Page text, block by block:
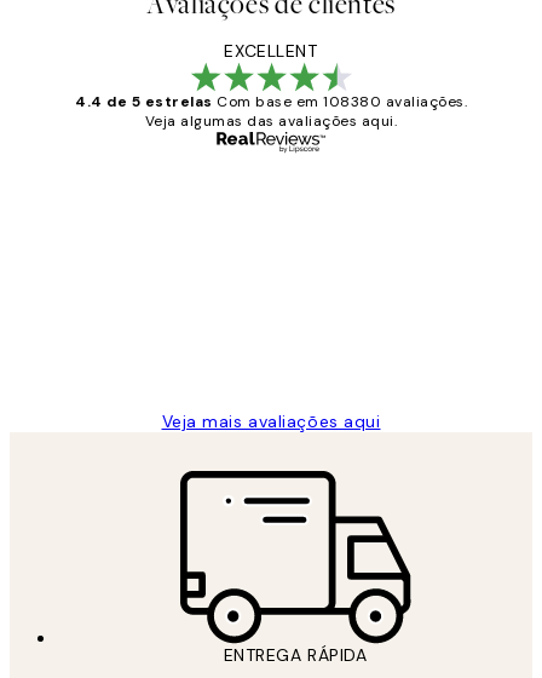
EXCELLENT
4.4 de 5 estrelas Com base em 108380 avaliações.
Veja algumas das avaliações aqui.
Veja mais avaliações aqui
ENTREGA RÁPIDA